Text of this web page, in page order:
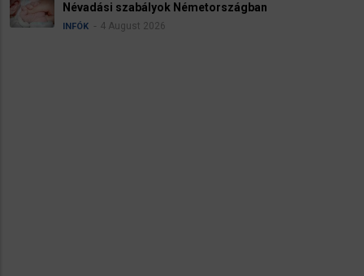
Névadási szabályok Németországban
INFÓK 4 August 2026